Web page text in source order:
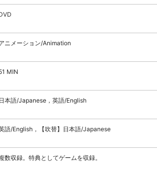
ニメーション/Animation
MIN
日本語/Japanese，英語/English
語/English，【吹替】日本語/Japanese
数収録。特典としてゲームを収録。